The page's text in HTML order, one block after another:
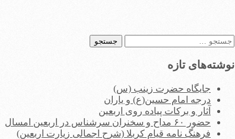
جستجو
نوشته‌های تازه
جایگاه حضرت زینب (س)
درجه امام حسین(ع) و یاران
آثار و برکات پیاده روی اربعین
حضور ۶۰ مداح و سخنران سرشناس در اربعین امسال
فرهنگ نامه قیام کربلا (شرح اجمالی زیارت اربعین)